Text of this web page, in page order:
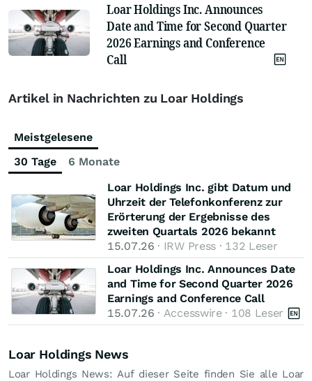
Loar Holdings Inc. Announces
Date and Time for Second Quarter
2026 Earnings and Conference
Call
Artikel in Nachrichten zu Loar Holdings
Meistgelesene
30 Tage
6 Monate
Loar Holdings Inc. gibt Datum und
Uhrzeit der Telefonkonferenz zur
Erörterung der Ergebnisse des
zweiten Quartals 2026 bekannt
15.07.26 · IRW Press · 132 Leser
Loar Holdings Inc. Announces Date
and Time for Second Quarter 2026
Earnings and Conference Call
15.07.26 · Accesswire · 108 Leser
Loar Holdings News
Loar Holdings News: Auf dieser Seite finden Sie alle Loar